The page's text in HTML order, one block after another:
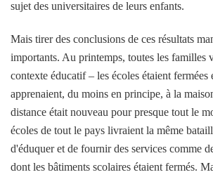
sujet des universitaires de leurs enfants.
Mais tirer des conclusions de ces résultats
importants. Au printemps, toutes les familles
contexte éducatif – les écoles étaient fermées
apprenaient, du moins en principe, à la
distance était nouveau pour presque tout le
écoles de tout le pays livraient la même
d'éduquer et de fournir des services comme
dont les bâtiments scolaires étaient fermés.